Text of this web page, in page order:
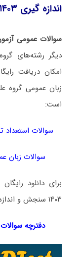
اندازه گیری ۱۴۰۳
سوالات عمومی
دیگر رشته‌های
امکان دریافت
زبان عمومی گروه
است:
سوالات استعداد
سوالات زبان
برای دانلود
۱۴۰۳ سنجش و اندازه گیری به لینک زیر مراجعه نمایید:
دفترچه